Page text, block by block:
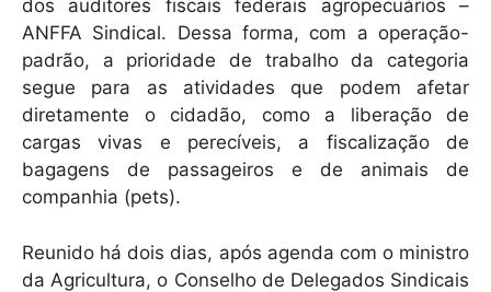
dos auditores fiscais federais agropecuários –
ANFFA Sindical. Dessa forma, com a operação-
padrão, a prioridade de trabalho da categoria
segue para as atividades que podem afetar
diretamente o cidadão, como a liberação de
cargas vivas e perecíveis, a fiscalização de
bagagens de passageiros e de animais de
companhia (pets).
Reunido há dois dias, após agenda com o ministro
da Agricultura, o Conselho de Delegados Sindicais